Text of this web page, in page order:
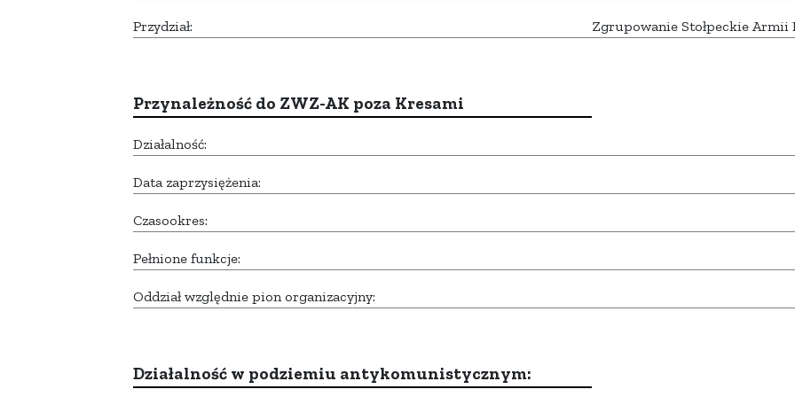
Przydział: Zgrupowanie Stołpeckie Armii
Przynależność do ZWZ-AK poza Kresami
Działalność:
Data zaprzysiężenia:
Czasookres:
Pełnione funkcje:
Oddział względnie pion organizacyjny:
Działalność w podziemiu antykomunistycznym: